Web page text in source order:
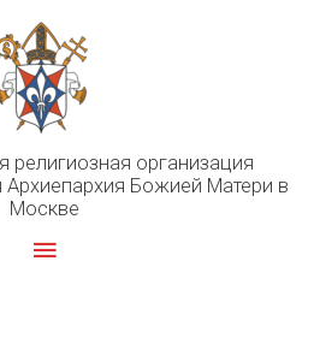
религиозная организация
Архиепархия Божией Матери в
Москве
Главное